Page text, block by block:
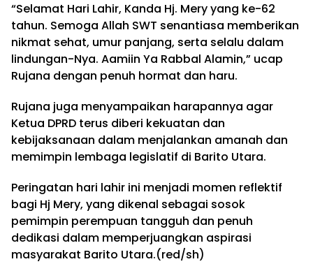
“Selamat Hari Lahir, Kanda Hj. Mery yang ke-62
tahun. Semoga Allah SWT senantiasa memberikan
nikmat sehat, umur panjang, serta selalu dalam
lindungan-Nya. Aamiin Ya Rabbal Alamin,” ucap
Rujana dengan penuh hormat dan haru.
Rujana juga menyampaikan harapannya agar
Ketua DPRD terus diberi kekuatan dan
kebijaksanaan dalam menjalankan amanah dan
memimpin lembaga legislatif di Barito Utara.
Peringatan hari lahir ini menjadi momen reflektif
bagi Hj Mery, yang dikenal sebagai sosok
pemimpin perempuan tangguh dan penuh
dedikasi dalam memperjuangkan aspirasi
masyarakat Barito Utara.(red/sh)